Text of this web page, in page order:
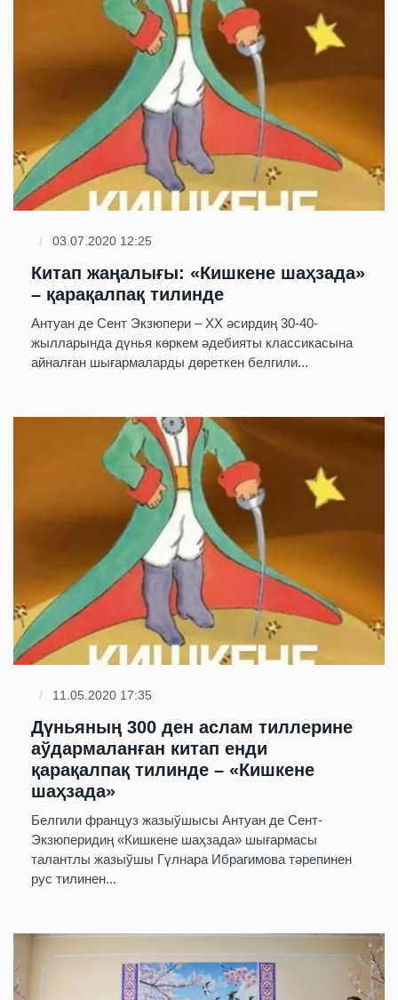
03.07.2020 12:25
Китап жаңалығы: «Кишкене шаҳзада»
– қарақалпақ тилинде
Антуан де Сент Экзюпери – ХХ әсирдиң 30-40-
жылларында дүнья көркем әдебияты классикасына
айналған шығармаларды дөреткен белгили...
11.05.2020 17:35
Дүньяның 300 ден аслам тиллерине
аўдармаланған китап енди
қарақалпақ тилинде – «Кишкене
шаҳзада»
Белгили француз жазыўшысы Антуан де Сент-
Экзюперидиң «Кишкене шаҳзада» шығармасы
талантлы жазыўшы Гүлнара Ибрагимова тәрепинен
рус тилинен...